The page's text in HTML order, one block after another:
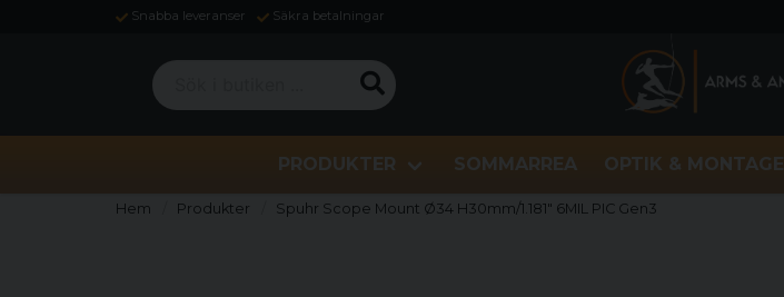
Snabba leveranser Säkra betalningar
Sök i butiken ...
PRODUKTER SOMMARREA OPTIK & MONTAGE
Hem Produkter Spuhr Scope Mount Ø34 H30mm/1.181" 6MIL PIC Gen3